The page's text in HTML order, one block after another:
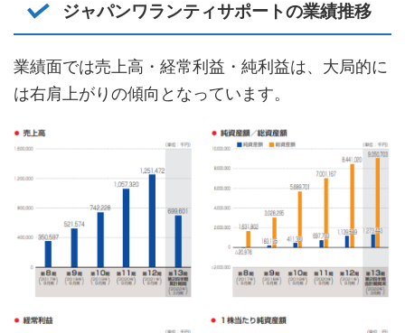
ジャパンワランティサポートの業績推移
業績面では売上高・経常利益・純利益は、大局的に
は右肩上がりの傾向となっています。